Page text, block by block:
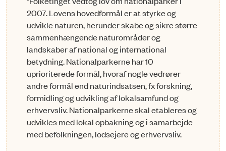
2007. Lovens hovedformål er at styrke og
udvikle naturen, herunder skabe og sikre større
sammenhængende naturområder og
landskaber af national og international
betydning. Nationalparkerne har 10
uprioriterede formål, hvoraf nogle vedrører
andre formål end naturindsatsen, fx forskning,
for­midling og udvikling af lokalsamfund og
erhvervsliv. Nationalparkerne skal etableres og
udvikles med lokal opbakning og i samarbejde
med befolkningen, lodsejere og er­hvervsliv.